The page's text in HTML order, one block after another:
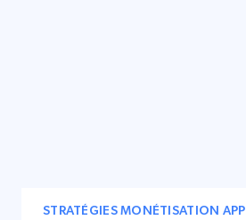
STRATÉGIES MONÉTISATION APP